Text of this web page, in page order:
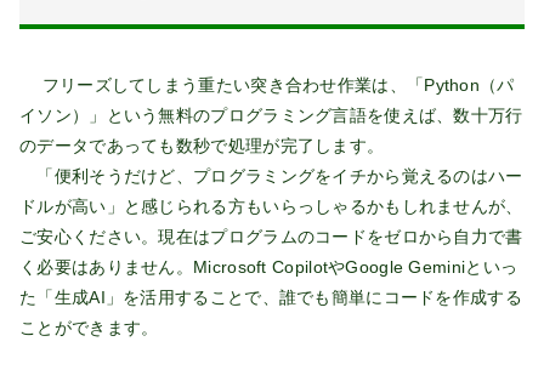
フリーズしてしまう重たい突き合わせ作業は、「Python（パ
イソン）」という無料のプログラミング言語を使えば、数十万行
のデータであっても数秒で処理が完了します。
「便利そうだけど、プログラミングをイチから覚えるのはハー
ドルが高い」と感じられる方もいらっしゃるかもしれませんが、
ご安心ください。現在はプログラムのコードをゼロから自力で書
く必要はありません。Microsoft CopilotやGoogle Geminiといっ
た「生成AI」を活用することで、誰でも簡単にコードを作成する
ことができます。